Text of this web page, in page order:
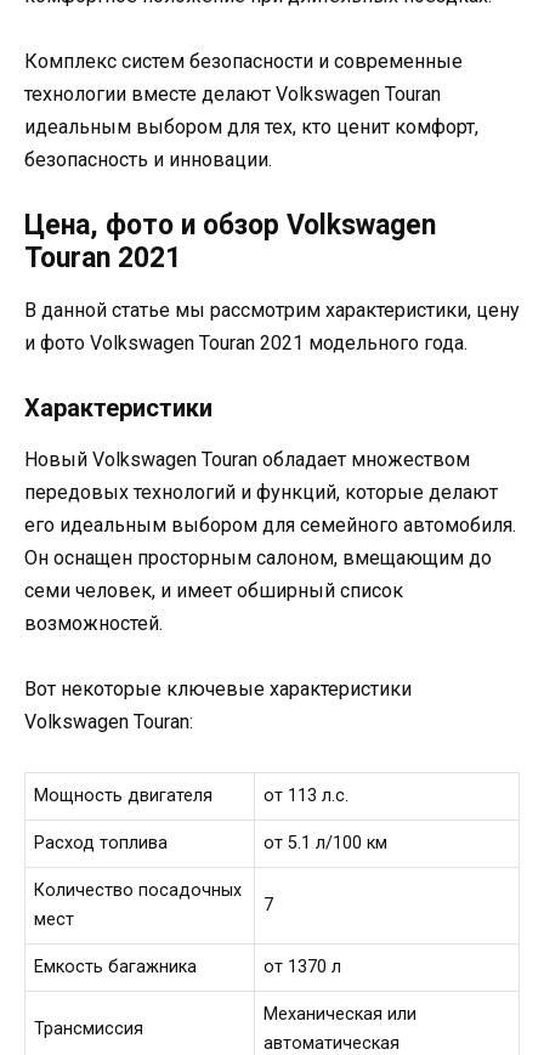
Комплекс систем безопасности и современные
технологии вместе делают Volkswagen Touran
идеальным выбором для тех, кто ценит комфорт,
безопасность и инновации.
Цена, фото и обзор Volkswagen
Touran 2021
В данной статье мы рассмотрим характеристики, цену
и фото Volkswagen Touran 2021 модельного года.
Характеристики
Новый Volkswagen Touran обладает множеством
передовых технологий и функций, которые делают
его идеальным выбором для семейного автомобиля.
Он оснащен просторным салоном, вмещающим до
семи человек, и имеет обширный список
возможностей.
Вот некоторые ключевые характеристики
Volkswagen Touran:
Мощность двигателя от 113 л.с.
Расход топлива от 5.1 л/100 км
Количество посадочных
мест
7
Емкость багажника от 1370 л
Трансмиссия
Механическая или
автоматическая